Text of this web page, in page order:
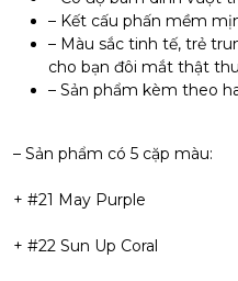
– Kết cấu phấn mềm
– Màu sắc tinh tế, trẻ
cho bạn đôi mắt thật
– Sản phẩm kèm theo
– Sản phẩm có 5 cặp màu:
+ #21 May Purple
+ #22 Sun Up Coral